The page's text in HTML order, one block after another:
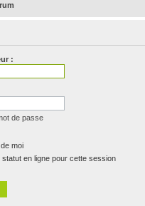
:
de passe
moi
en ligne pour cette session